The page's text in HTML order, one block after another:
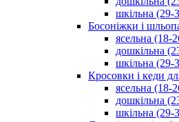
шкільна (29-
Босоніжки і
ясельна (18-
дошкільна
шкільна (29-
Кросовки і кеди
ясельна (18-
дошкільна
шкільна (29-